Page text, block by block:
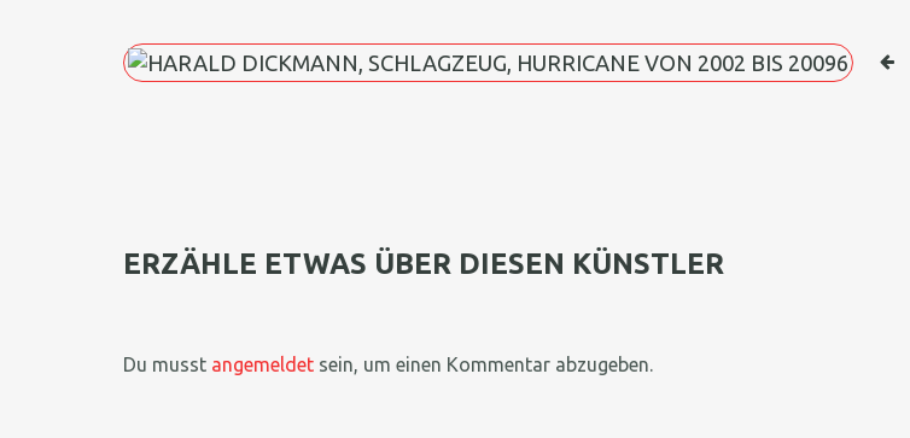
BEITRAGSNAVIGATION
ERZÄHLE ETWAS ÜBER DIESEN KÜNSTLER
Du musst angemeldet sein, um einen Kommentar abzugeben.